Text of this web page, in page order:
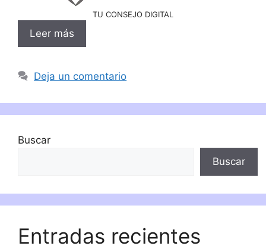
TU CONSEJO DIGITAL
Leer más
Deja un comentario
Buscar
Buscar
Entradas recientes